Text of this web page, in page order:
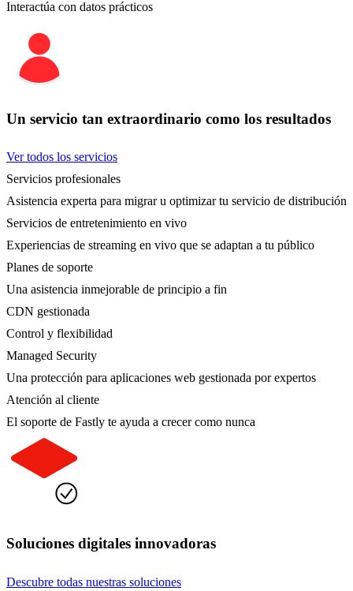
Interactúa con datos prácticos
Un servicio tan extraordinario como los resultados
Ver todos los servicios
Servicios profesionales
Asistencia experta para migrar u optimizar tu servicio de distribución
Servicios de entretenimiento en vivo
Experiencias de streaming en vivo que se adaptan a tu público
Planes de soporte
Una asistencia inmejorable de principio a fin
CDN gestionada
Control y flexibilidad
Managed Security
Una protección para aplicaciones web gestionada por expertos
Atención al cliente
El soporte de Fastly te ayuda a crecer como nunca
Soluciones digitales innovadoras
Descubre todas nuestras soluciones